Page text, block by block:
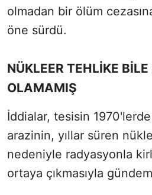
olmadan bir ölüm cezasına
öne sürdü.
NÜKLEER TEHLİKE BİLE
OLAMAMIŞ
İddialar, tesisin
arazinin, yıllar süren
nedeniyle radyasyonla
ortaya çıkmasıyla